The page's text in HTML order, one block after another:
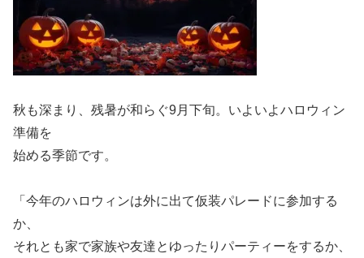
秋も深まり、残暑が和らぐ9月下旬。いよいよハロウィン
準備を
始める季節です。
「今年のハロウィンは外に出て仮装パレードに参加する
か、
それとも家で家族や友達とゆったりパーティーをするか、